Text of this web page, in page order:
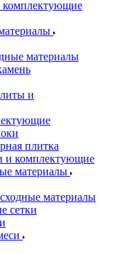
комплектующие
материалы
и
плитка
и комплектующие
материалы
материалы
сетки